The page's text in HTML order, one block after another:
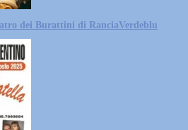
dei Burattini di RanciaVerdeblu